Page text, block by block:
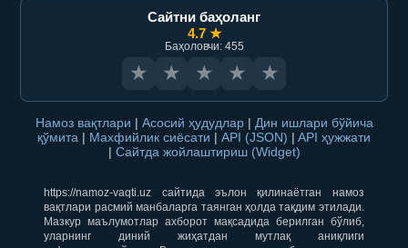
Сайтни баҳоланг
4.7 ★
Баҳоловчи: 455
★ ★ ★ ★ ★
Намоз вақтлари | Асосий ҳудудлар | Дин ишлари бўйича
қўмита | Махфийлик сиёсати | API (JSON) | API ҳужжати
| Сайтда жойлаштириш (Widget)
https://namoz-vaqti.uz сайтида эълон қилинаётган намоз
вақтлари расмий манбаларга таянган ҳолда тақдим этилади.
Мазкур маълумотлар ахборот мақсадида берилган бўлиб,
уларнинг диний жиҳатдан мутлақ аниқлиги